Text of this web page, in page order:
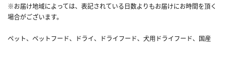
※お届け地域によっては、表記されている日数よりもお届けにお時間を頂く
場合がございます。
ペット、ペットフード、ドライ、ドライフード、犬用ドライフード、国産